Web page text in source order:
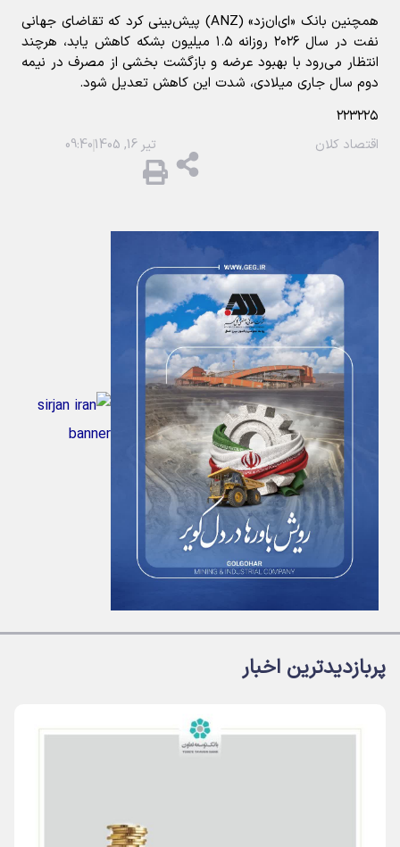
همچنین بانک «ای‌ان‌زد» (ANZ) پیش‌بینی کرد که تقاضای جهانی
نفت در سال ۲۰۲۶ روزانه ۱.۵ میلیون بشکه کاهش یابد، هرچند
انتظار می‌رود با بهبود عرضه و بازگشت بخشی از مصرف در نیمه
دوم سال جاری میلادی، شدت این کاهش تعدیل شود.
۲۲۳۲۲۵
اقتصاد کلان تیر 16, 1405 09:40
پربازدیدترین اخبار